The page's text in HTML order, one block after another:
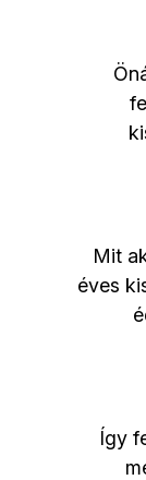
Mit
éves
Így